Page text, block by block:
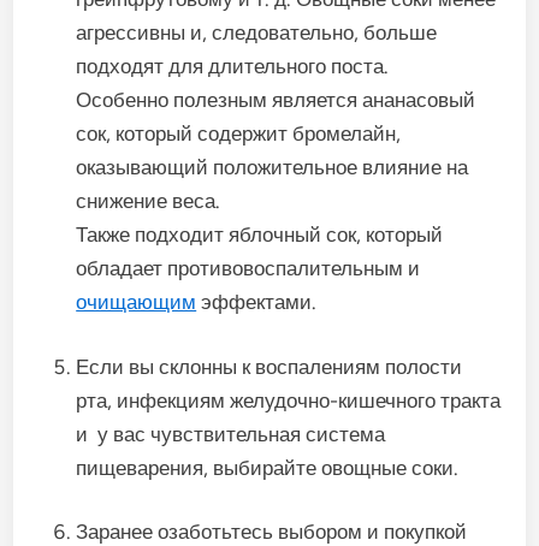
агрессивны и, следовательно, больше
подходят для длительного поста.
Особенно полезным является ананасовый
сок, который содержит бромелайн,
оказывающий положительное влияние на
снижение веса.
Также подходит яблочный сок, который
обладает противовоспалительным и
очищающим эффектами.
Если вы склонны к воспалениям полости
рта, инфекциям желудочно-кишечного тракта
и у вас чувствительная система
пищеварения, выбирайте овощные соки.
Заранее озаботьтесь выбором и покупкой